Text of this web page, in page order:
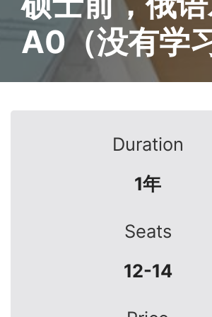
A0（没有学
Duration
1年
Seats
12-14